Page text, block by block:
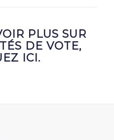
PLUS SUR
DE VOTE,
ICI.